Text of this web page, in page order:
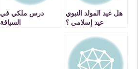
هل عيد المولد النبوي
عيد إسلامي ؟
درس ملكي في
السياقة